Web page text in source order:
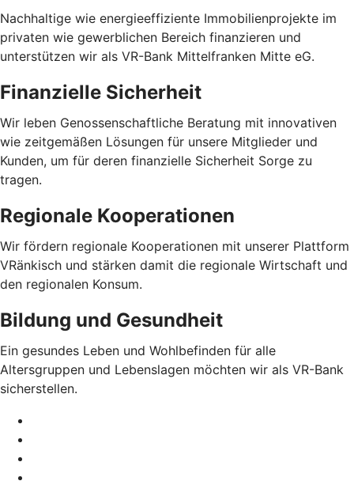
Nachhaltige wie energieeffiziente Immobilienprojekte im
privaten wie gewerblichen Bereich finanzieren und
unterstützen wir als VR-Bank Mittelfranken Mitte eG.
Finanzielle Sicherheit
Wir leben Genossenschaftliche Beratung mit innovativen
wie zeitgemäßen Lösungen für unsere Mitglieder und
Kunden, um für deren finanzielle Sicherheit Sorge zu
tragen.
Regionale Kooperationen
Wir fördern regionale Kooperationen mit unserer Plattform
VRänkisch und stärken damit die regionale Wirtschaft und
den regionalen Konsum.
Bildung und Gesundheit
Ein gesundes Leben und Wohlbefinden für alle
Altersgruppen und Lebenslagen möchten wir als VR-Bank
sicherstellen.